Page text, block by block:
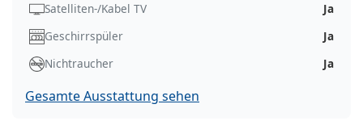
Satelliten-/Kabel TV
Ja
Geschirrspüler
Ja
Nichtraucher
Ja
Gesamte Ausstattung sehen